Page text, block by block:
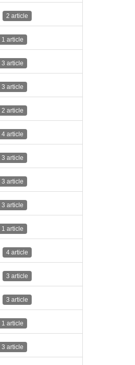
2 article
1 article
3 article
3 article
2 article
4 article
3 article
3 article
3 article
1 article
4 article
3 article
3 article
1 article
3 article